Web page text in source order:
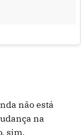
não está
na
sim.